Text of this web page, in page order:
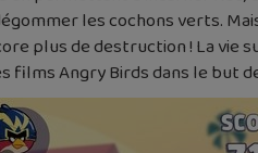
les cochons verts.
plus de destruction ! La vie
films Angry Birds dans le